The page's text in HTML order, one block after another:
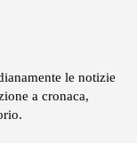
le notizie
a cronaca,